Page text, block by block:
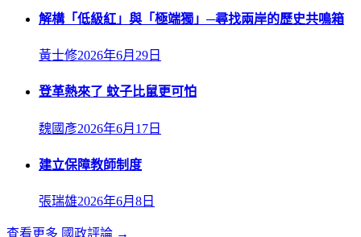
解構「低級紅」與「極端獨」─尋找兩岸的歷史共鳴箱
黃士修2026年6月29日
登革熱來了 蚊子比鼠更可怕
魏國彥2026年6月17日
建立保障教師制度
張瑞雄2026年6月8日
查看更多 國政評論 →